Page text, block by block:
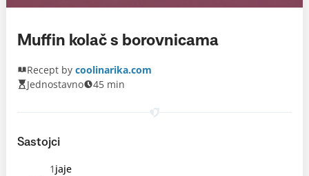
Muffin kolač s borovnicama
Recept by coolinarika.com
Jednostavno
45 min
Sastojci
1 jaje